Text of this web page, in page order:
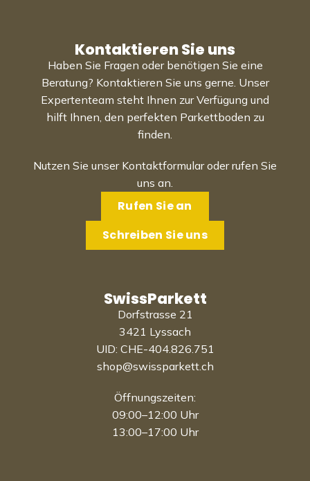
Kontaktieren Sie uns
Haben Sie Fragen oder benötigen Sie eine
Beratung? Kontaktieren Sie uns gerne. Unser
Expertenteam steht Ihnen zur Verfügung und
hilft Ihnen, den perfekten Parkettboden zu
finden.
Nutzen Sie unser Kontaktformular oder rufen Sie
uns an.
Rufen Sie an
Schreiben Sie uns
SwissParkett
Dorfstrasse 21
3421 Lyssach
UID: CHE-404.826.751
shop@swissparkett.ch
Öffnungszeiten:
09:00–12:00 Uhr
13:00–17:00 Uhr